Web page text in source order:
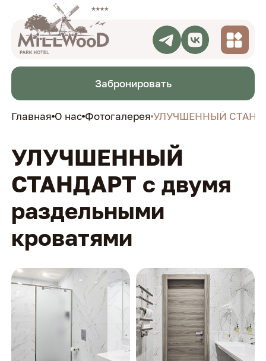
Мероприятия
Активный отдых
Блог
Акции
О нас
Контакты
Забронировать
Главная О нас Фотогалерея УЛУЧШЕННЫЙ
УЛУЧШЕННЫЙ
СТАНДАРТ с двумя
раздельными
кроватями